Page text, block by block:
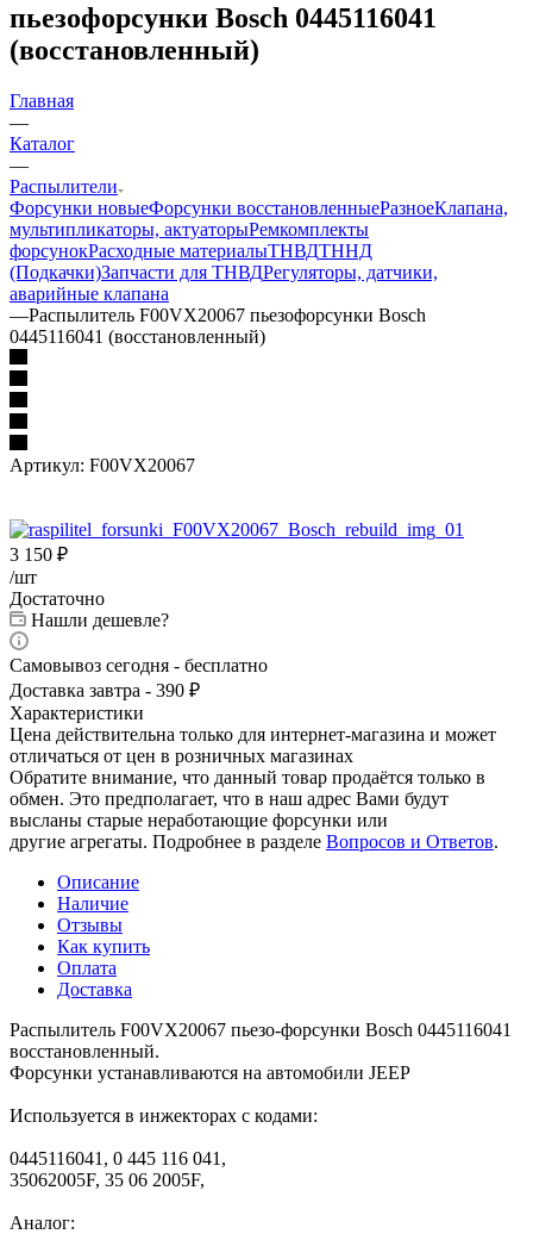
пьезофорсунки Bosch 0445116041
(восстановленный)
Главная
—
Каталог
—
Распылители
Форсунки новыеФорсунки восстановленныеРазноеКлапана,
мультипликаторы, актуаторыРемкомплекты
форсунокРасходные материалыТНВДТННД
(Подкачки)Запчасти для ТНВДРегуляторы, датчики,
аварийные клапана
—Распылитель F00VX20067 пьезофорсунки Bosch
0445116041 (восстановленный)
Артикул: F00VX20067
3 150 ₽
/шт
Достаточно
Нашли дешевле?
Самовывоз сегодня - бесплатно
Доставка завтра - 390 ₽
Характеристики
Цена действительна только для интернет-магазина и может
отличаться от цен в розничных магазинах
Обратите внимание, что данный товар продаётся только в
обмен. Это предполагает, что в наш адрес Вами будут
высланы старые неработающие форсунки или
другие агрегаты. Подробнее в разделе Вопросов и Ответов.
Описание
Наличие
Отзывы
Как купить
Оплата
Доставка
Распылитель F00VX20067 пьезо-форсунки Bosch 0445116041
восстановленный.
Форсунки устанавливаются на автомобили JEEP
Используется в инжекторах с кодами:
0445116041, 0 445 116 041,
35062005F, 35 06 2005F,
Аналог: